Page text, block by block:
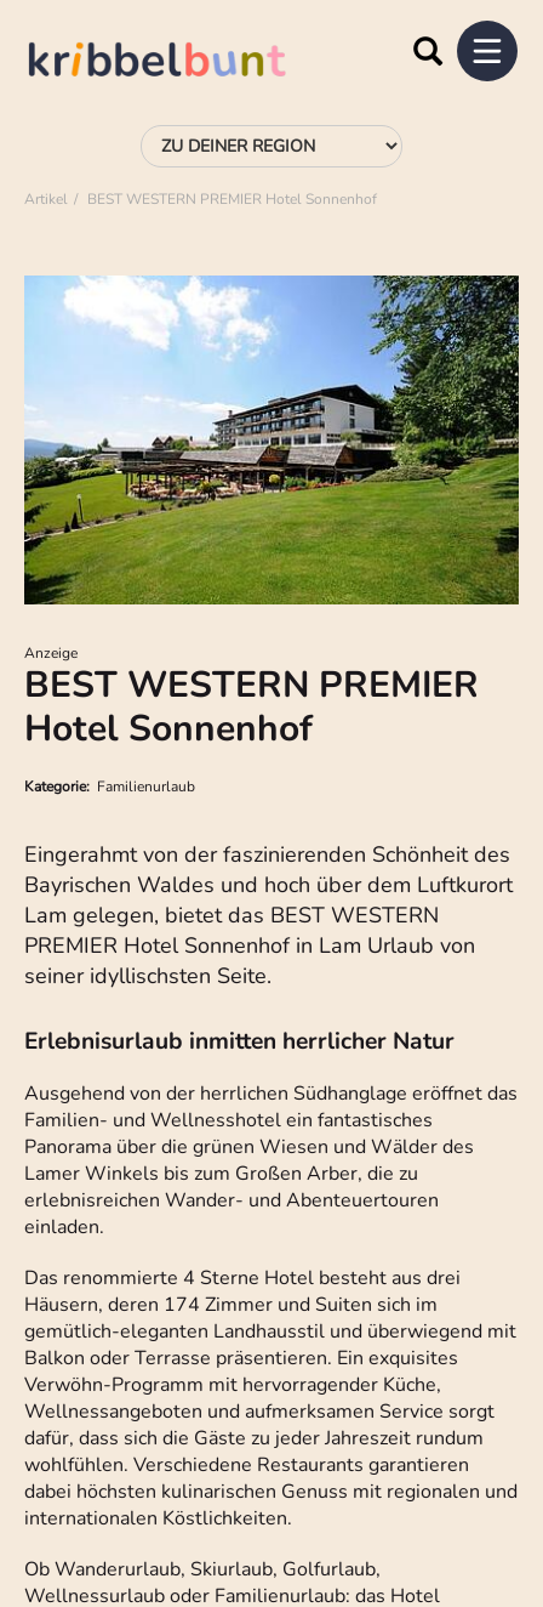
Artikel BEST WESTERN PREMIER Hotel Sonnenhof
Anzeige
BEST WESTERN PREMIER
Hotel Sonnenhof
Kategorie: Familienurlaub
Eingerahmt von der faszinierenden Schönheit des
Bayrischen Waldes und hoch über dem Luftkurort
Lam gelegen, bietet das BEST WESTERN
PREMIER Hotel Sonnenhof in Lam Urlaub von
seiner idyllischsten Seite.
Erlebnisurlaub inmitten herrlicher Natur
Ausgehend von der herrlichen Südhanglage eröffnet das
Familien- und Wellnesshotel ein fantastisches
Panorama über die grünen Wiesen und Wälder des
Lamer Winkels bis zum Großen Arber, die zu
erlebnisreichen Wander- und Abenteuertouren
einladen.
Das renommierte 4 Sterne Hotel besteht aus drei
Häusern, deren 174 Zimmer und Suiten sich im
gemütlich-eleganten Landhausstil und überwiegend mit
Balkon oder Terrasse präsentieren. Ein exquisites
Verwöhn-Programm mit hervorragender Küche,
Wellnessangeboten und aufmerksamen Service sorgt
dafür, dass sich die Gäste zu jeder Jahreszeit rundum
wohlfühlen. Verschiedene Restaurants garantieren
dabei höchsten kulinarischen Genuss mit regionalen und
internationalen Köstlichkeiten.
Ob Wanderurlaub, Skiurlaub, Golfurlaub,
Wellnessurlaub oder Familienurlaub: das Hotel